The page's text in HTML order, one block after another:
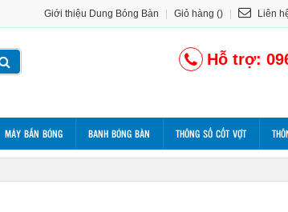
Giới thiệu Dung Bóng Bàn Giỏ hàng () Liên
Hỗ trợ:
MÁY BẮN BÓNG BANH BÓNG BÀN THÔNG SỐ CỐT VỢT